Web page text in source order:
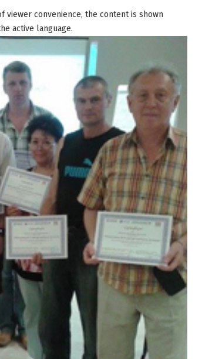
viewer convenience, the content is shown
active language.